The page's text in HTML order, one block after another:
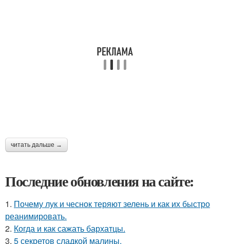
читать дальше →
Последние обновления на сайте:
1. Почему лук и чеснок теряют зелень и как их быстро
реанимировать.
2. Когда и как сажать бархатцы.
3. 5 секретов сладкой малины.